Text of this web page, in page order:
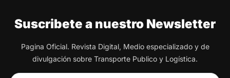
Suscribete a nuestro Newsletter
Pagina Oficial. Revista Digital, Medio especializado y de
divulgación sobre Transporte Publico y Logística.